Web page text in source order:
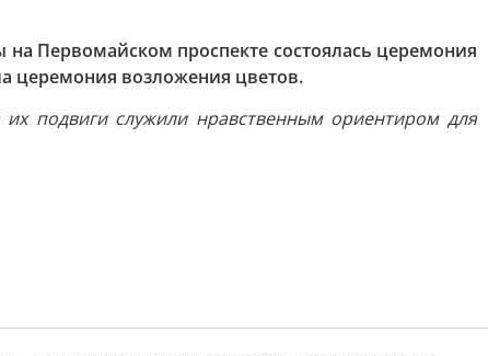
на Первомайском проспекте состоялась церемония
церемония возложения цветов.
подвиги служили нравственным ориентиром для